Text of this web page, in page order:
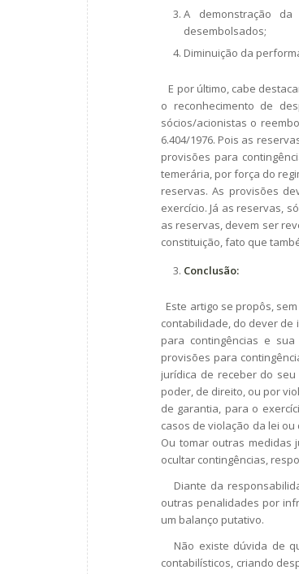
A demonstração
desembolsados;
Diminuição da
E por último, cabe
o reconhecimento de
sócios/acionistas o
6.404/1976. Pois as
provisões para
temerária, por força do
reservas. As provisões
exercício. Já as reservas,
as reservas, devem ser
constituição, fato que
Conclusão:
Este artigo se propôs,
contabilidade, do dever de
para contingências e
provisões para
jurídica de receber do
poder, de direito, ou por
de garantia, para o
casos de violação da lei
Ou tomar outras medidas
ocultar contingências,
Diante da
outras penalidades por
um balanço putativo.
Não existe dúvida de
contabilísticos, criando